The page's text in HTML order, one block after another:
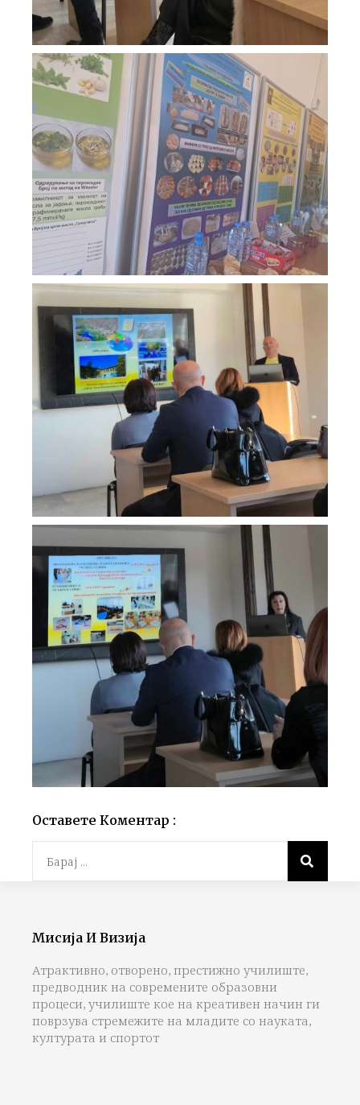
Оставете Коментар :
Мисија И Визија
Атрактивно, отворено, престижно училиште,
предводник на современите образовни
процеси, училиште кое на креативен начин ги
поврзува стремежите на младите со науката,
културата и спортот